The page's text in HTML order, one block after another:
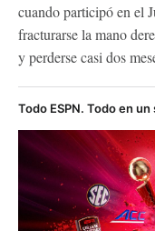
cuando participó en el
fracturarse la mano
y perderse casi dos
Todo ESPN. Todo en un